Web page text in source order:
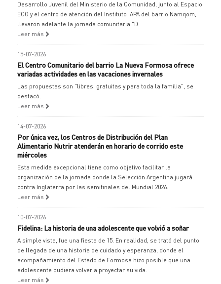
Desarrollo Juvenil del Ministerio de la Comunidad, junto al Espacio
ECO y el centro de atención del Instituto IAPA del barrio Namqom,
llevaron adelante la jornada comunitaria "D
Leer más
15-07-2026
El Centro Comunitario del barrio La Nueva Formosa ofrece
variadas actividades en las vacaciones invernales
Las propuestas son "libres, gratuitas y para toda la familia", se
destacó.
Leer más
14-07-2026
Por única vez, los Centros de Distribución del Plan
Alimentario Nutrir atenderán en horario de corrido este
miércoles
Esta medida excepcional tiene como objetivo facilitar la
organización de la jornada donde la Selección Argentina jugará
contra Inglaterra por las semifinales del Mundial 2026.
Leer más
10-07-2026
Fidelina: La historia de una adolescente que volvió a soñar
A simple vista, fue una fiesta de 15. En realidad, se trató del punto
de llegada de una historia de cuidado y esperanza, donde el
acompañamiento del Estado de Formosa hizo posible que una
adolescente pudiera volver a proyectar su vida.
Leer más